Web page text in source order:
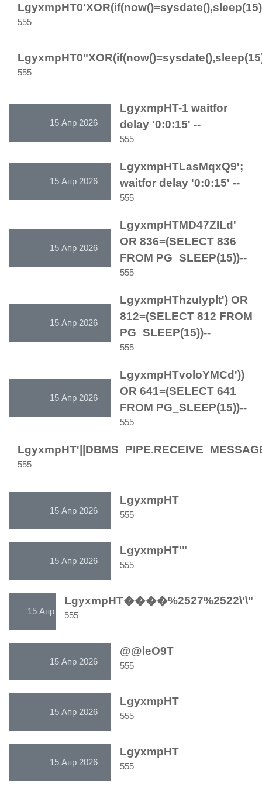
15 Апр 2026
555
15 Апр 2026
555
15 Апр 2026
LgyxmpHT-1 waitfor
delay '0:0:15' --
555
15 Апр 2026
LgyxmpHTLasMqxQ9';
waitfor delay '0:0:15' --
555
15 Апр 2026
LgyxmpHTMD47ZILd'
OR 836=(SELECT 836
FROM PG_SLEEP(15))--
555
15 Апр 2026
LgyxmpHThzuIyplt') OR
812=(SELECT 812 FROM
PG_SLEEP(15))--
555
15 Апр 2026
LgyxmpHTvoloYMCd'))
OR 641=(SELECT 641
FROM PG_SLEEP(15))--
555
15 Апр 2026
555
15 Апр 2026
LgyxmpHT
555
15 Апр 2026
LgyxmpHT'"
555
15 Апр 2026
LgyxmpHT����%2527%2522\'\"
555
15 Апр 2026
@@leO9T
555
15 Апр 2026
LgyxmpHT
555
15 Апр 2026
LgyxmpHT
555